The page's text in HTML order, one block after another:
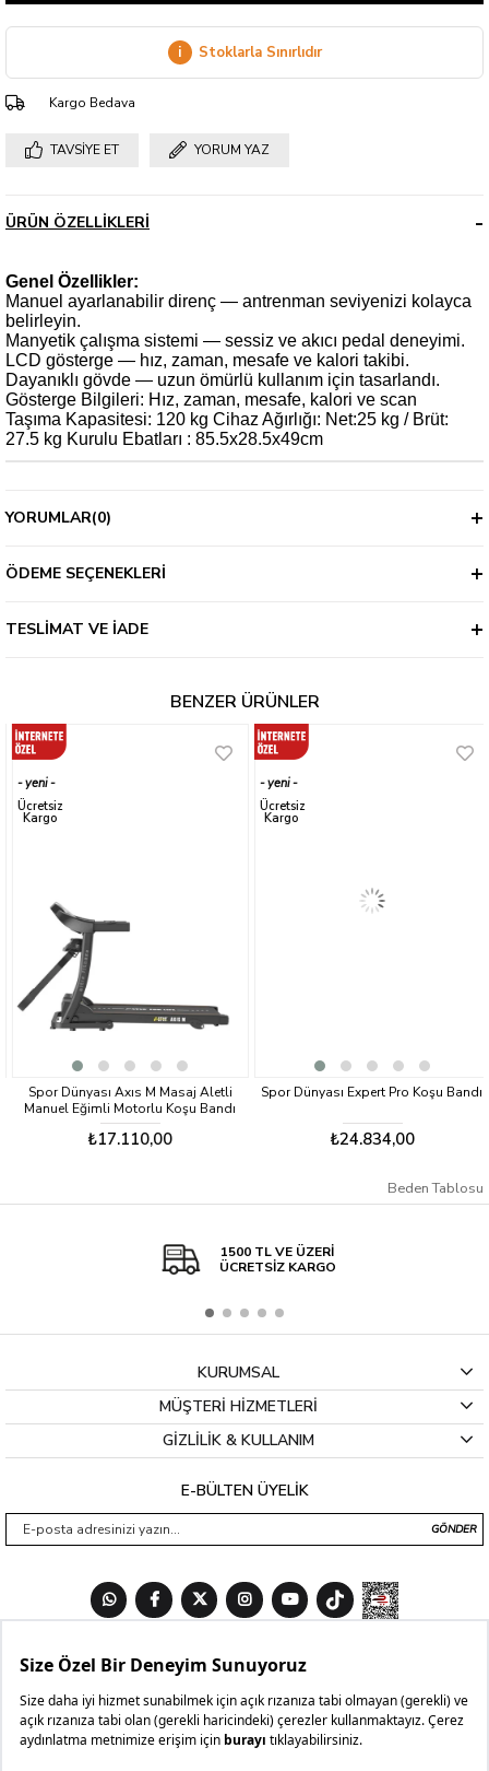
i Stoklarla Sınırlıdır
Kargo Bedava
TAVSIYE ET YORUM YAZ
ÜRÜN ÖZELLIKLERI
Genel Özellikler:
Manuel ayarlanabilir direnç — antrenman seviyenizi kolayca
belirleyin.
Manyetik çalışma sistemi — sessiz ve akıcı pedal deneyimi.
LCD gösterge — hız, zaman, mesafe ve kalori takibi.
Dayanıklı gövde — uzun ömürlü kullanım için tasarlandı.
Gösterge Bilgileri: Hız, zaman, mesafe, kalori ve scan
Taşıma Kapasitesi: 120 kg Cihaz Ağırlığı: Net:25 kg / Brüt:
27.5 kg Kurulu Ebatları : 85.5x28.5x49cm
YORUMLAR(0)
ÖDEME SEÇENEKLERI
TESLIMAT VE İADE
BENZER ÜRÜNLER
Spor Dünyası Axıs M Masaj Aletli
Manuel Eğimli Motorlu Koşu Bandı
₺17.110,00
yeni
ürün
Ücretsiz
Kargo
Spor Dünyası Expert Pro Koşu Bandı
₺24.834,00
yeni
ürün
Ücretsiz
Kargo
Beden Tablosu
1500 TL VE ÜZERİ
ÜCRETSİZ KARGO
KURUMSAL
MÜŞTERİ HİZMETLERİ
GİZLİLİK & KULLANIM
E-BÜLTEN ÜYELİK
GÖNDER